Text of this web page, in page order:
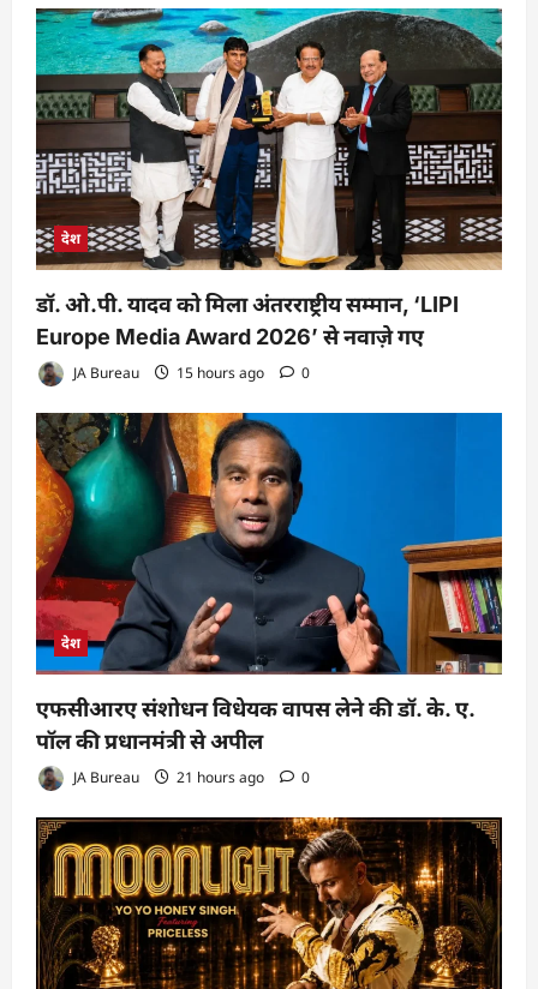
देश
डॉ. ओ.पी. यादव को मिला अंतरराष्ट्रीय सम्मान, ‘LIPI
Europe Media Award 2026’ से नवाज़े गए
JA Bureau 15 hours ago 0
देश
एफसीआरए संशोधन विधेयक वापस लेने की डॉ. के. ए.
पॉल की प्रधानमंत्री से अपील
JA Bureau 21 hours ago 0